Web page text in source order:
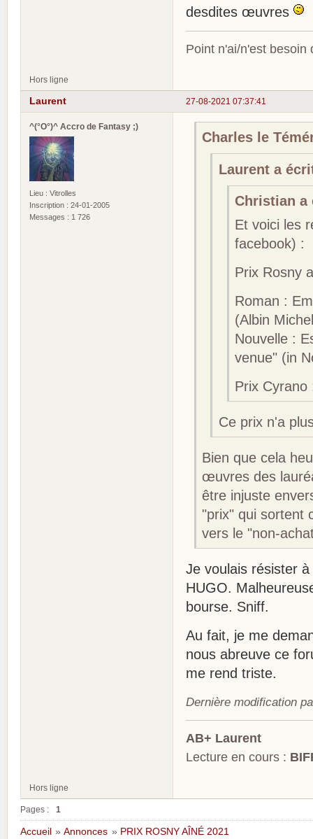
desdites œuvres
Point n'ai/n'est besoin
Hors ligne
27-08-2021 07:37:41
Laurent
^(°O°)^ Accro de Fantasy ;)
Lieu : Vitrolles
Inscription : 24-01-2005
Messages : 1 726
Charles le
Laurent a
Christian a
Et voici les
facebook) :
Prix Rosny
Roman :
(Albin
Nouvelle :
venue" (in
Prix Cyrano
Ce prix n'a
Bien que cela
œuvres des
être injuste
"prix" qui sortent
vers le "non-
Je voulais résister
HUGO.
bourse. Sniff.
Au fait, je me
nous abreuve ce
me rend triste.
Dernière modification
AB+ Laurent
Lecture en cours :
Hors ligne
Pages : 1
Accueil »Annonces » PRIX ROSNY AÎNÉ 2021